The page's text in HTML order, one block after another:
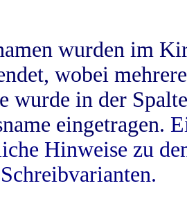
wurden im
wobei
wurde in der
eingetragen.
Hinweise zu